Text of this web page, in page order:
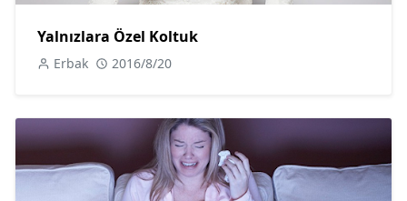
Yalnızlara Özel Koltuk
Erbak 2016/8/20